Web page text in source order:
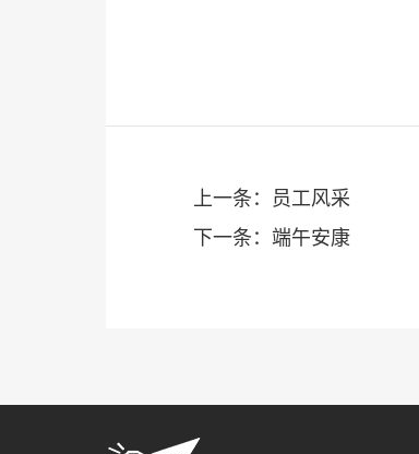
上一条：员工风采
下一条：端午安康